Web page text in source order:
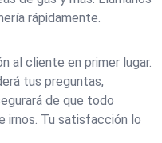
rápidamente.
al cliente en primer lugar.
tus preguntas,
de que todo
irnos. Tu satisfacción lo